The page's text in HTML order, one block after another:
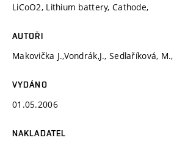
LiCoO2, Lithium battery, Cathode,
AUTOŘI
Makovička J.,Vondrák,J., Sedlaříková, M.,
VYDÁNO
01.05.2006
NAKLADATEL